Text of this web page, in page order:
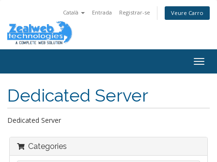
Català Entrada Registrar-se Veure Carro
Dedicated Server
Dedicated Server
Categories